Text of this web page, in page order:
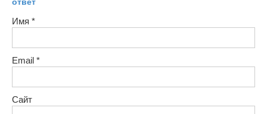
Имя *
Email *
Сайт